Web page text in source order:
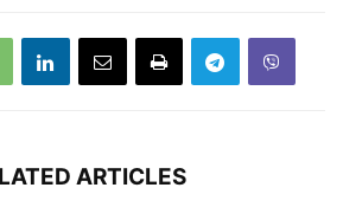
ARTICLES